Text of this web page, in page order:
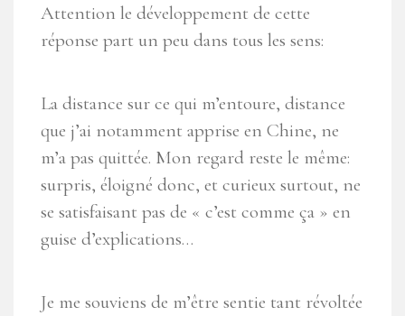
Attention le développement de cette
réponse part un peu dans tous les sens:
La distance sur ce qui m’entoure, distance
que j’ai notamment apprise en Chine, ne
m’a pas quittée. Mon regard reste le même:
surpris, éloigné donc, et curieux surtout, ne
se satisfaisant pas de « c’est comme ça » en
guise d’explications…
Je me souviens de m’être sentie tant révoltée